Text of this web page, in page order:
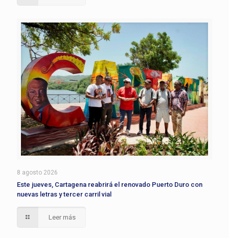
8 agosto 2026
Este jueves, Cartagena reabrirá el renovado Puerto Duro con
nuevas letras y tercer carril vial
Leer más